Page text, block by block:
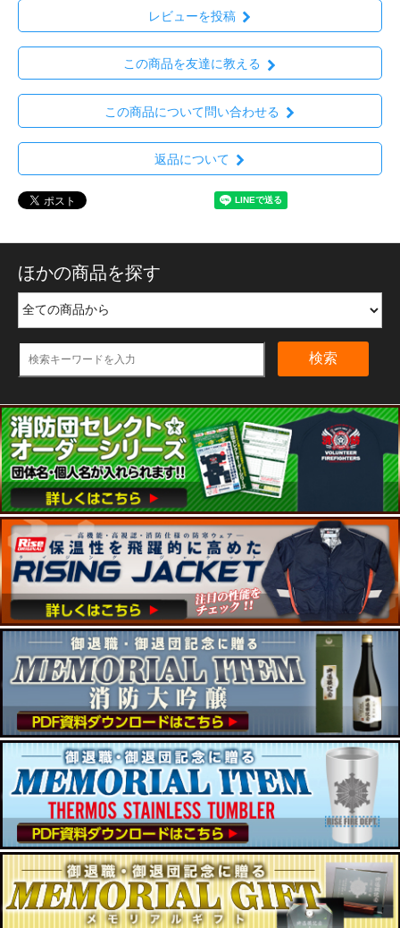
レビューを投稿
この商品を友達に教える
この商品について問い合わせる
返品について
ほかの商品を探す
検索